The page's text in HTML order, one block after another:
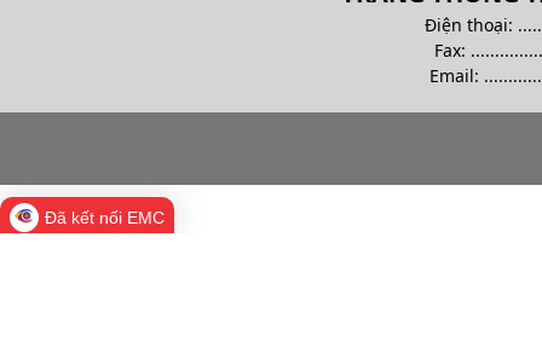
Điện thoại:
Fax:
Email:
Đã kết nối EMC